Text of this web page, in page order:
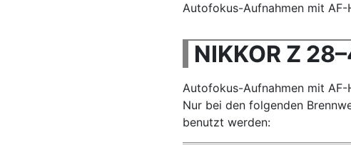
Autofokus-Aufnahmen mit
NIKKOR Z
Autofokus-Aufnahmen mit
Nur bei den folgenden
benutzt werden: